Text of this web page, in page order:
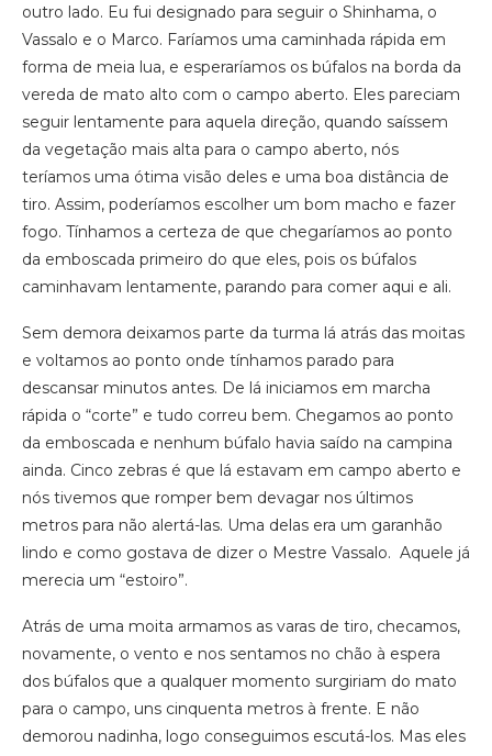
outro lado. Eu fui designado para seguir o Shinhama, o
Vassalo e o Marco. Faríamos uma caminhada rápida em
forma de meia lua, e esperaríamos os búfalos na borda da
vereda de mato alto com o campo aberto. Eles pareciam
seguir lentamente para aquela direção, quando saíssem
da vegetação mais alta para o campo aberto, nós
teríamos uma ótima visão deles e uma boa distância de
tiro. Assim, poderíamos escolher um bom macho e fazer
fogo. Tínhamos a certeza de que chegaríamos ao ponto
da emboscada primeiro do que eles, pois os búfalos
caminhavam lentamente, parando para comer aqui e ali.
Sem demora deixamos parte da turma lá atrás das moitas
e voltamos ao ponto onde tínhamos parado para
descansar minutos antes. De lá iniciamos em marcha
rápida o “corte” e tudo correu bem. Chegamos ao ponto
da emboscada e nenhum búfalo havia saído na campina
ainda. Cinco zebras é que lá estavam em campo aberto e
nós tivemos que romper bem devagar nos últimos
metros para não alertá-las. Uma delas era um garanhão
lindo e como gostava de dizer o Mestre Vassalo. Aquele já
merecia um “estoiro”.
Atrás de uma moita armamos as varas de tiro, checamos,
novamente, o vento e nos sentamos no chão à espera
dos búfalos que a qualquer momento surgiriam do mato
para o campo, uns cinquenta metros à frente. E não
demorou nadinha, logo conseguimos escutá-los. Mas eles